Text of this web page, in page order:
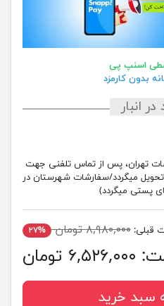
اسنپ پی
انبار
(سفارشات تهران، پس از تماس تلفنی جهت
میگردد/سفارشات شهرستان در
پستی میگردد)
قبلی: ۸,۹۸۰,۰۰۰ تومان ۲۷%
۶,۵۲۶,۰۰۰ تومان
سبد خرید